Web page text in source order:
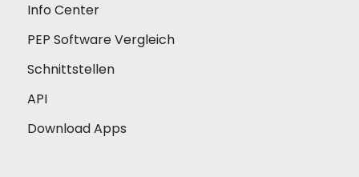
Info Center
PEP Software Vergleich
Schnittstellen
API
Download Apps